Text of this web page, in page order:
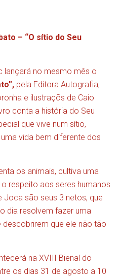
– “O sítio do Seu
lançará no mesmo mês o
pela Editora Autografia,
e ilustraçõs de Caio
conta a história do Seu
que vive num sítio,
vida bem diferente dos
os animais, cultiva uma
respeito aos seres humanos
Joca são seus 3 netos, que
dia resolvem fazer uma
que ele não tão
na XVIII Bienal do
os dias 31 de agosto a 10